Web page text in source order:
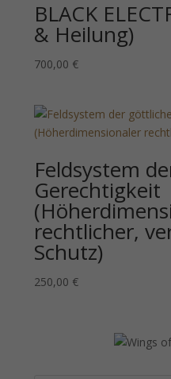
BLACK
& Heilung)
700,00 €
Feldsystem
Gerechtigkeit
rechtlicher,
Schutz)
250,00 €